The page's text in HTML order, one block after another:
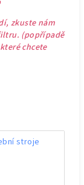
zkuste nám
(popřípadě
chcete
stroje